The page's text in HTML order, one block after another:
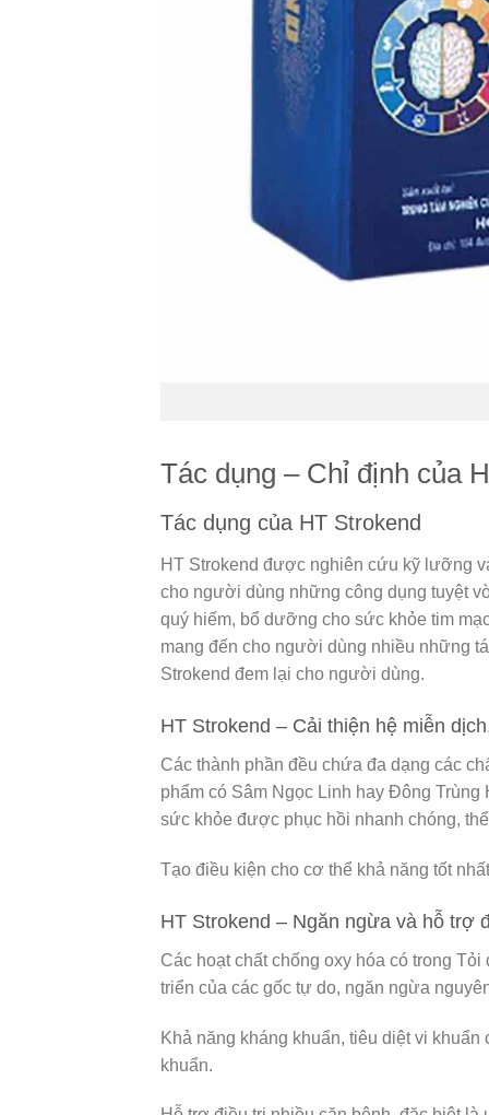
Tác dụng – Chỉ định của
Tác dụng của HT Strokend
HT Strokend được nghiên cứu kỹ lưỡng
cho người dùng những công dụng tuyệt
quý hiếm, bổ dưỡng cho sức khỏe tim
mang đến cho người dùng nhiều những
Strokend đem lại cho người dùng.
HT Strokend – Cải thiện hệ miễn
Các thành phần đều chứa đa dạng các
phẩm có Sâm Ngọc Linh hay Đông
sức khỏe được phục hồi nhanh chóng,
Tạo điều kiện cho cơ thể khả năng tốt
HT Strokend – Ngăn ngừa và hỗ trợ
Các hoạt chất chống oxy hóa có trong
triển của các gốc tự do, ngăn ngừa
Khả năng kháng khuẩn, tiêu diệt vi
khuẩn.